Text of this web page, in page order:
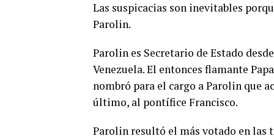
Las suspicacias son inevitables
Parolin.
Parolin es Secretario de Estado
Venezuela. El entonces flamante
nombró para el cargo a Parolin que
último, al pontífice Francisco.
Parolin resultó el más votado en las